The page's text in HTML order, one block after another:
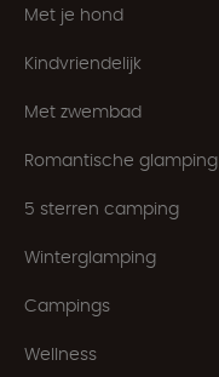
Met je hond
Kindvriendelijk
Met zwembad
Romantische glamping
5 sterren camping
Winterglamping
Campings
Wellness